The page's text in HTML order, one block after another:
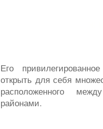
Его
открыть для себя
расположенного
районами.